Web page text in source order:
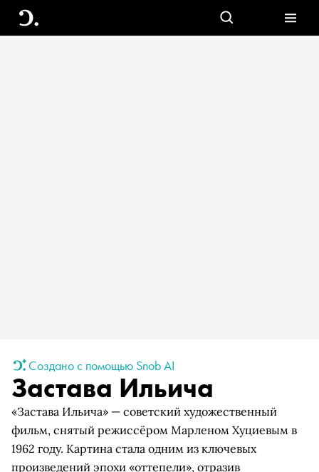
Создано с помощью Snob AI
Застава Ильича
«Застава Ильича» — советский художественный
фильм, снятый режиссёром Марленом Хуциевым в
1962 году. Картина стала одним из ключевых
произведений эпохи «оттепели», отразив